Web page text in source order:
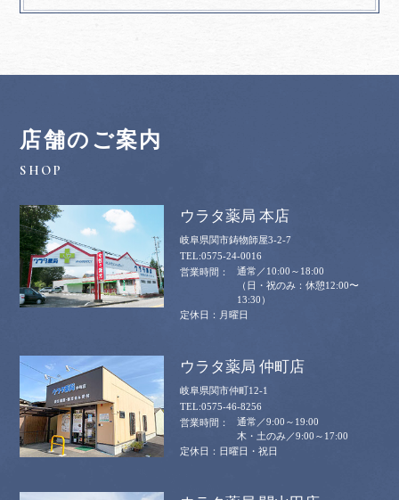
店舗のご案内
ウラタ薬局 本店
岐阜県関市鋳物師屋3-2-7
0575-24-0016
通常／10:00～18:00
（日・祝のみ：休憩12:00〜
13:30）
月曜日
ウラタ薬局 仲町店
岐阜県関市仲町12-1
0575-46-8256
通常／9:00～19:00
木・土のみ／9:00～17:00
日曜日・祝日